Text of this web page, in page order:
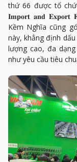
thứ 66 được tổ
𝐈𝐦𝐩𝐨𝐫𝐭 𝐚𝐧𝐝
Kềm Nghĩa cũng
này, khẳng định
lượng cao, đa
như yêu cầu tiêu